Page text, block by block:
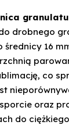
granulatu
drobnego
średnicy 16
co
oraz
do